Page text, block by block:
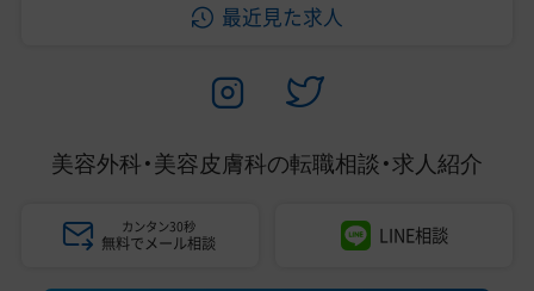
最近見た求人
美容外科・美容皮膚科の転職相談・求人紹介
カンタン30秒
無料でメール相談 LINE相談